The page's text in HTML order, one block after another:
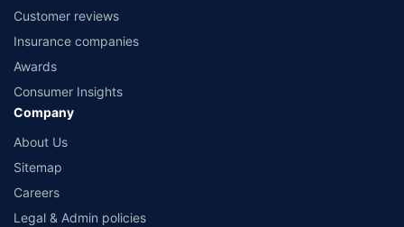
Customer reviews
Insurance companies
Awards
Consumer Insights
Company
About Us
Sitemap
Careers
Legal & Admin policies